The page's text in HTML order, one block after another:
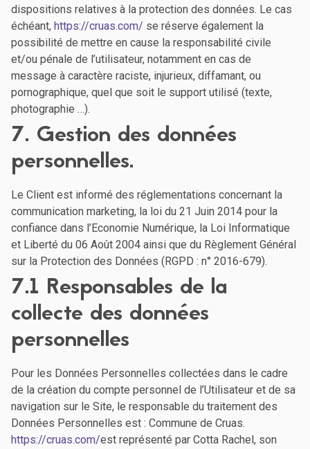
dispositions relatives à la protection des données. Le cas
échéant, https://cruas.com/ se réserve également la
possibilité de mettre en cause la responsabilité civile
et/ou pénale de l’utilisateur, notamment en cas de
message à caractère raciste, injurieux, diffamant, ou
pornographique, quel que soit le support utilisé (texte,
photographie …).
7. Gestion des données
personnelles.
Le Client est informé des réglementations concernant la
communication marketing, la loi du 21 Juin 2014 pour la
confiance dans l’Economie Numérique, la Loi Informatique
et Liberté du 06 Août 2004 ainsi que du Règlement Général
sur la Protection des Données (RGPD : n° 2016-679).
7.1 Responsables de la
collecte des données
personnelles
Pour les Données Personnelles collectées dans le cadre
de la création du compte personnel de l’Utilisateur et de sa
navigation sur le Site, le responsable du traitement des
Données Personnelles est : Commune de Cruas.
https://cruas.com/est représenté par Cotta Rachel, son